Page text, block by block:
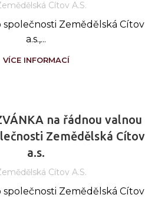
Cítov A.s.
Zemědělská Cítov
a.s.,...
VÍCE INFORMACÍ
na řádnou valnou
Zemědělská Cítov
a.s.
Cítov A.s.
Zemědělská Cítov